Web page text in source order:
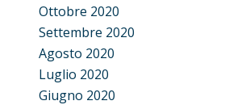
Ottobre 2020
Settembre 2020
Agosto 2020
Luglio 2020
Giugno 2020